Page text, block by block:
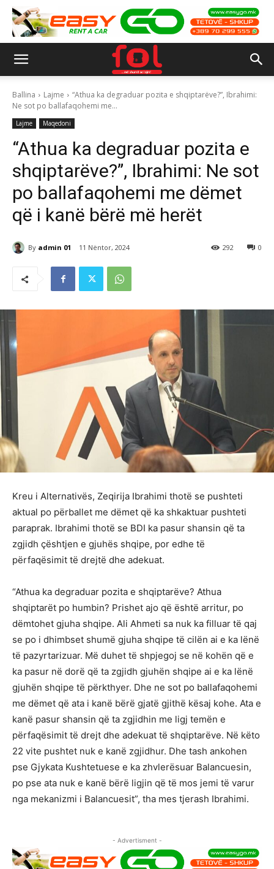
Ballina Lajme
“Athua ka degraduar pozita e shqiptarëve?”, Ibrahimi:
Ne sot po ballafaqohemi me...
Lajme Maqedoni
“Athua ka degraduar pozita e
shqiptarëve?”, Ibrahimi: Ne sot
po ballafaqohemi me dëmet
që i kanë bërë më herët
By admin 01 11 Nëntor, 2024 0
292
Kreu i Alternativës, Zeqirija Ibrahimi thotë se pushteti
aktual po përballet me dëmet që ka shkaktuar pushteti
paraprak. Ibrahimi thotë se BDI ka pasur shansin që ta
zgjidh çështjen e gjuhës shqipe, por edhe të
përfaqësimit të drejtë dhe adekuat.
“Athua ka degraduar pozita e shqiptarëve? Athua
shqiptarët po humbin? Prishet ajo që është arritur, po
dëmtohet gjuha shqipe. Ali Ahmeti sa nuk ka filluar të qaj
se po i dhimbset shumë gjuha shqipe të cilën ai e ka lënë
të pazyrtarizuar. Më duhet të shpjegoj se në kohën që e
ka pasur në dorë që ta zgjidh gjuhën shqipe ai e ka lënë
gjuhën shqipe të përkthyer. Dhe ne sot po ballafaqohemi
me dëmet që ata i kanë bërë gjatë gjithë kësaj kohe. Ata e
kanë pasur shansin që ta zgjidhin me ligj temën e
përfaqësimit të drejt dhe adekuat të shqiptarëve. Në këto
22 vite pushtet nuk e kanë zgjidhur. Dhe tash ankohen
pse Gjykata Kushtetuese e ka zhvlerësuar Balancuesin,
po pse ata nuk e kanë bërë ligjin që të mos jemi të varur
nga mekanizmi i Balancuesit”, tha mes tjerash Ibrahimi.
- Advertisment -